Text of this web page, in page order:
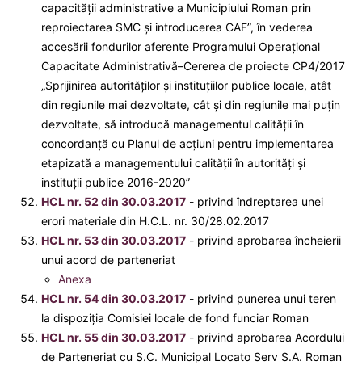
capacității administrative a Municipiului Roman prin
reproiectarea SMC și introducerea CAF”, în vederea
accesării fondurilor aferente Programului Operațional
Capacitate Administrativă–Cererea de proiecte CP4/2017
„Sprijinirea autorităților și instituțiilor publice locale, atât
din regiunile mai dezvoltate, cât și din regiunile mai puțin
dezvoltate, să introducă managementul calității în
concordanță cu Planul de acțiuni pentru implementarea
etapizată a managementului calității în autorități și
instituții publice 2016-2020”
HCL nr. 52 din 30.03.2017 - privind îndreptarea unei
erori materiale din H.C.L. nr. 30/28.02.2017
HCL nr. 53 din 30.03.2017 - privind aprobarea încheierii
unui acord de parteneriat
Anexa
HCL nr. 54 din 30.03.2017 - privind punerea unui teren
la dispoziția Comisiei locale de fond funciar Roman
HCL nr. 55 din 30.03.2017 - privind aprobarea Acordului
de Parteneriat cu S.C. Municipal Locato Serv S.A. Roman